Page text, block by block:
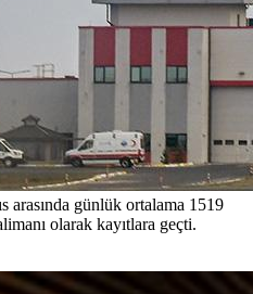
arasında günlük ortalama 1519
olarak kayıtlara geçti.